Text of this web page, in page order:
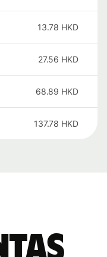
13.78 HKD
27.56 HKD
68.89 HKD
137.78 HKD